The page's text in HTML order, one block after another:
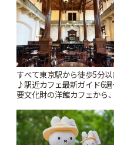
すべて東京駅から徒歩5分
♪駅近カフェ最新ガイド6選
要文化財の洋館カフェから
りっぷ